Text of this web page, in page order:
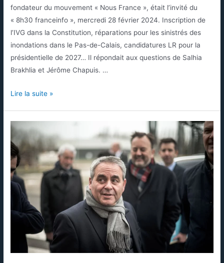
fondateur du mouvement « Nous France », était l’invité du
« 8h30 franceinfo », mercredi 28 février 2024. Inscription de
l’IVG dans la Constitution, réparations pour les sinistrés des
inondations dans le Pas-de-Calais, candidatures LR pour la
présidentielle de 2027… Il répondait aux questions de Salhia
Brakhlia et Jérôme Chapuis. …
Lire la suite »